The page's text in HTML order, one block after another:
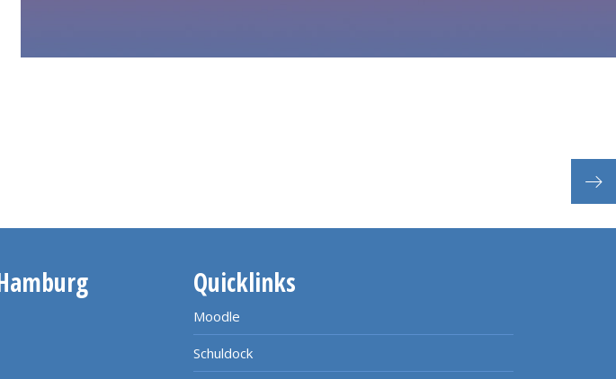
Quicklinks
Moodle
Schuldock